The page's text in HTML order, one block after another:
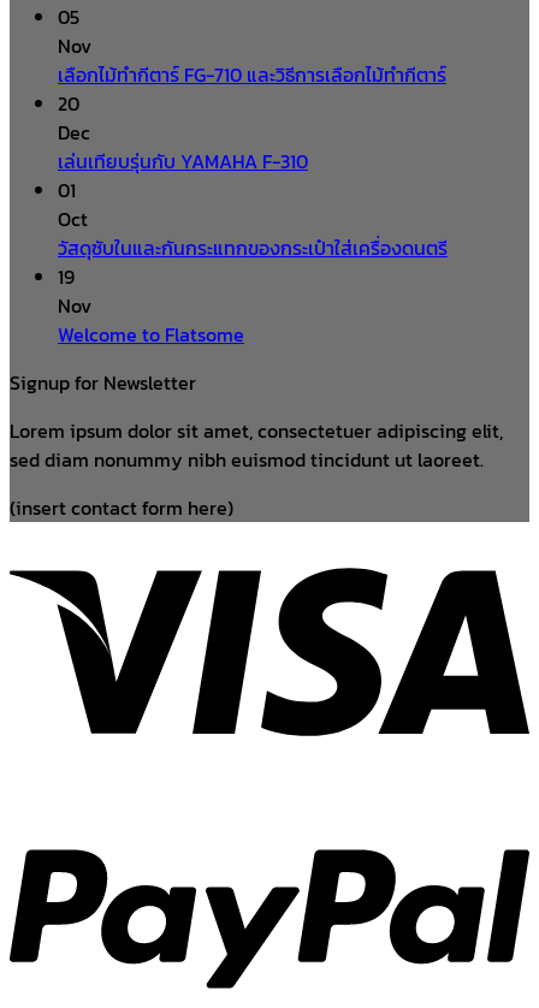
05
Nov
เลือกไม้ทำกีตาร์ FG-710 และวิธีการเลือกไม้ทำกีตาร์
20
Dec
เล่นเทียบรุ่นกับ YAMAHA F-310
01
Oct
วัสดุซับในและกันกระแทกของกระเป๋าใส่เครื่องดนตรี
19
Nov
Welcome to Flatsome
Signup for Newsletter
Lorem ipsum dolor sit amet, consectetuer adipiscing elit,
sed diam nonummy nibh euismod tincidunt ut laoreet.
(insert contact form here)